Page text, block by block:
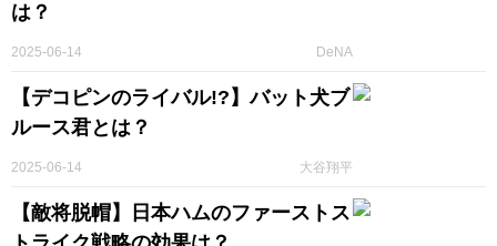
は？
DeNA
2025-06-14
【デコピンのライバル!?】バット犬ブ
ルース君とは？
大谷翔平
2025-06-14
【敵将脱帽】日本ハムのファーストス